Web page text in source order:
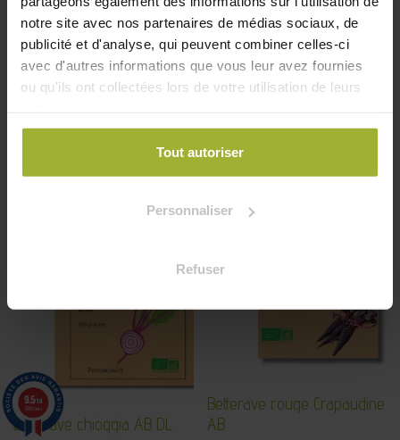
notre site avec nos partenaires de médias sociaux, de
publicité et d'analyse, qui peuvent combiner celles-ci
avec d'autres informations que vous leur avez fournies
ou qu'ils ont collectées lors de votre utilisation de leurs
Tout autoriser
Personnaliser
Refuser
Betterave chioggia AB
2,65€ 2,18
Betterave chioggia AB DL
Betterave rouge Crapaudine
AB
9.5/10
5789 avis